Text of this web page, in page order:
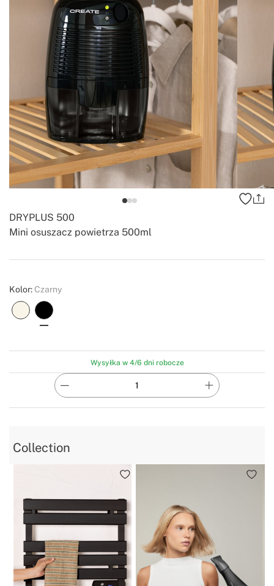
Mini osuszacz powietrza 500ml
DRYPLUS 500
Create
Kolor: Czarny
Wysyłka w 4/6 dni robocze
Collection